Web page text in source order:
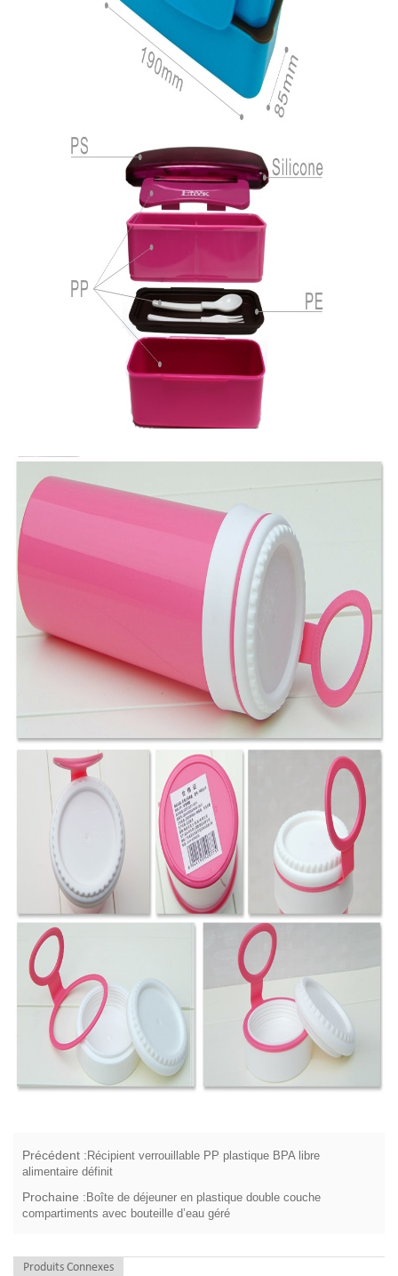
Précédent : Récipient verrouillable PP plastique BPA libre
alimentaire définit
Prochaine : Boîte de déjeuner en plastique double couche
compartiments avec bouteille d’eau géré
Produits Connexes